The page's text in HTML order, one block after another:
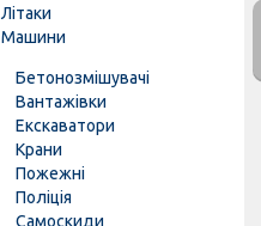
Продукти фастфуд 818-295-
296 прилавок з бургером,...
818-295-296
520,90 грн.
Літаки
Машини
Бетонозмішувачі
Вантажівки
Екскаватори
Крани
Пожежні
Поліція
Самоскиди